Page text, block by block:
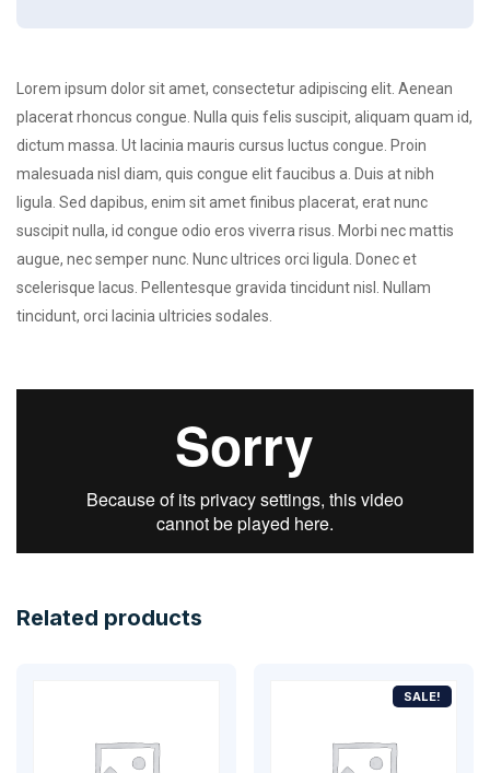
Lorem ipsum dolor sit amet, consectetur adipiscing elit. Aenean
placerat rhoncus congue. Nulla quis felis suscipit, aliquam quam id,
dictum massa. Ut lacinia mauris cursus luctus congue. Proin
malesuada nisl diam, quis congue elit faucibus a. Duis at nibh
ligula. Sed dapibus, enim sit amet finibus placerat, erat nunc
suscipit nulla, id congue odio eros viverra risus. Morbi nec mattis
augue, nec semper nunc. Nunc ultrices orci ligula. Donec et
scelerisque lacus. Pellentesque gravida tincidunt nisl. Nullam
tincidunt, orci lacinia ultricies sodales.
Related products
SALE!